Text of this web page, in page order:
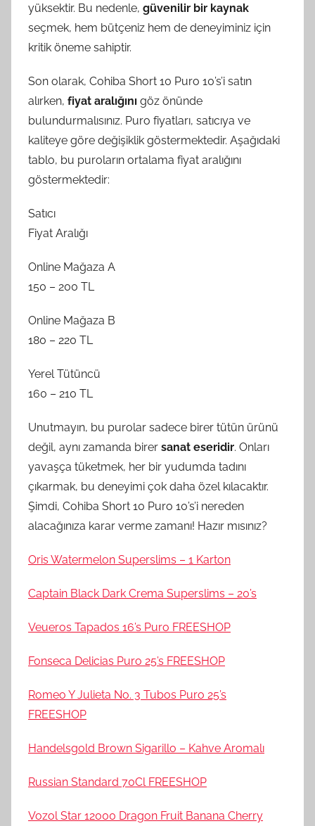
yüksektir. Bu nedenle, güvenilir bir kaynak
seçmek, hem bütçeniz hem de deneyiminiz için
kritik öneme sahiptir.
Son olarak, Cohiba Short 10 Puro 10’s’i satın
alırken, fiyat aralığını göz önünde
bulundurmalısınız. Puro fiyatları, satıcıya ve
kaliteye göre değişiklik göstermektedir. Aşağıdaki
tablo, bu puroların ortalama fiyat aralığını
göstermektedir:
Satıcı
Fiyat Aralığı
Online Mağaza A
150 – 200 TL
Online Mağaza B
180 – 220 TL
Yerel Tütüncü
160 – 210 TL
Unutmayın, bu purolar sadece birer tütün ürünü
değil, aynı zamanda birer sanat eseridir. Onları
yavaşça tüketmek, her bir yudumda tadını
çıkarmak, bu deneyimi çok daha özel kılacaktır.
Şimdi, Cohiba Short 10 Puro 10’s’i nereden
alacağınıza karar verme zamanı! Hazır mısınız?
Oris Watermelon Superslims – 1 Karton
Captain Black Dark Crema Superslims – 20’s
Veueros Tapados 16’s Puro FREESHOP
Fonseca Delicias Puro 25’s FREESHOP
Romeo Y Julieta No. 3 Tubos Puro 25’s
FREESHOP
Handelsgold Brown Sigarillo – Kahve Aromalı
Russian Standard 70Cl FREESHOP
Vozol Star 12000 Dragon Fruit Banana Cherry